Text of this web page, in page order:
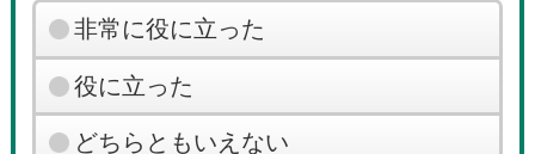
非常に役に立った
役に立った
どちらともいえない